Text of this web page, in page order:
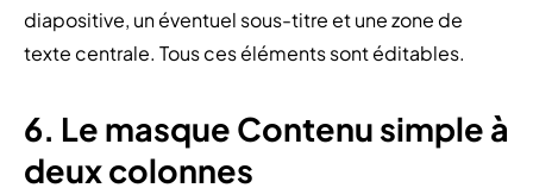
diapositive, un éventuel sous-titre et une zone de
texte centrale. Tous ces éléments sont éditables.
6. Le masque Contenu simple à
deux colonnes